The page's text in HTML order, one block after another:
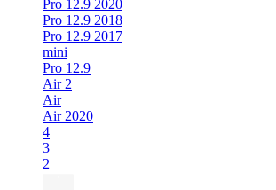
Pro 12.9 2020
Pro 12.9 2018
Pro 12.9 2017
mini
Pro 12.9
Air 2
Air
Air 2020
4
3
2